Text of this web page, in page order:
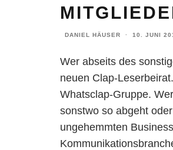
DANIEL HÄUSER · 10. JUNI
Wer abseits des
neuen Clap-
Whatsclap-Gruppe.
sonstwo so abgeht
ungehemmten